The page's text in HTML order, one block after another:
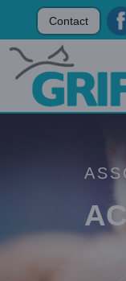
Contact